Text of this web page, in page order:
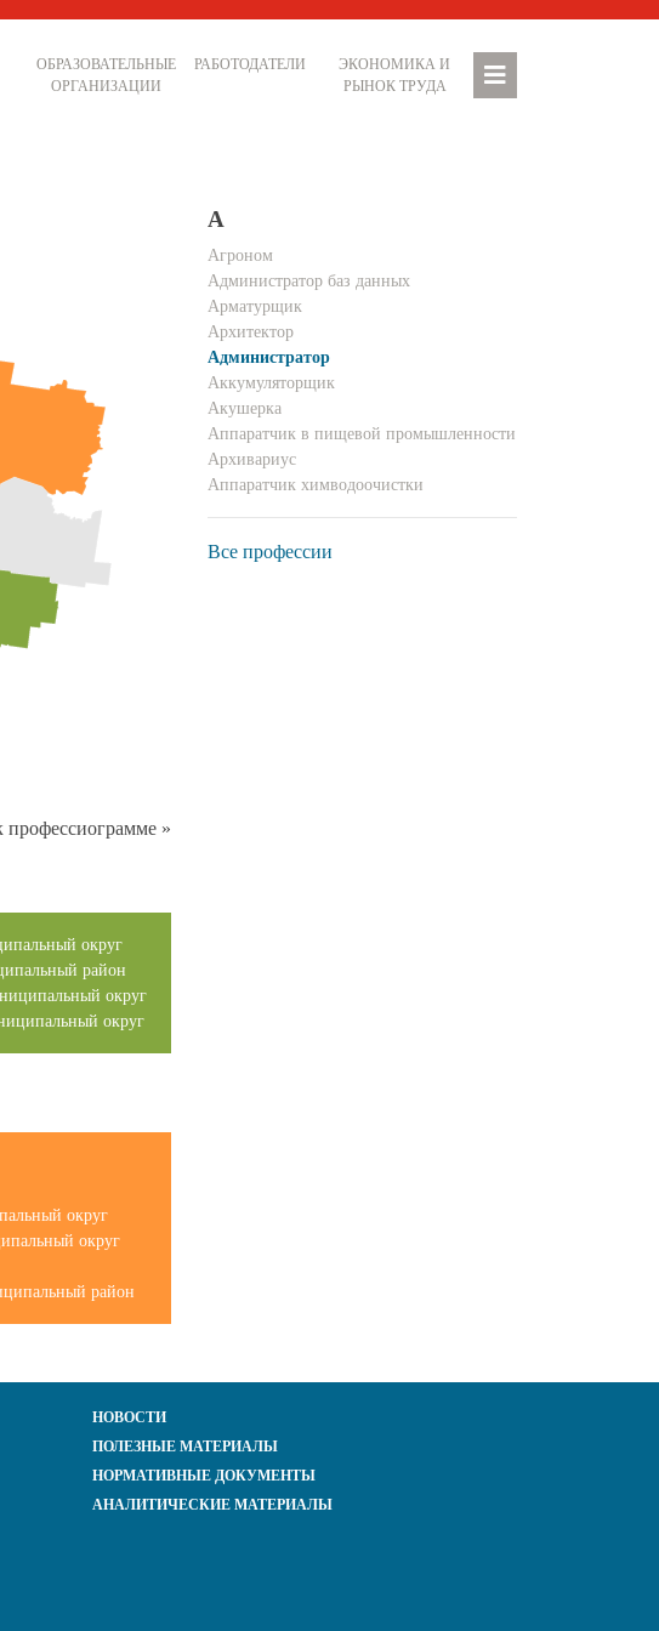
ОБРАЗОВАТЕЛЬНЫЕ
ОРГАНИЗАЦИИ
РАБОТОДАТЕЛИ
ЭКОНОМИКА И
РЫНОК ТРУДА
А
Агроном
Администратор баз данных
Арматурщик
Архитектор
Администратор
Аккумуляторщик
Акушерка
Аппаратчик в пищевой промышленности
Архивариус
Аппаратчик химводоочистки
Все профессии
профессиограмме »
округ
район
округ
округ
округ
округ
район
НОВОСТИ
ПОЛЕЗНЫЕ МАТЕРИАЛЫ
НОРМАТИВНЫЕ ДОКУМЕНТЫ
АНАЛИТИЧЕСКИЕ МАТЕРИАЛЫ